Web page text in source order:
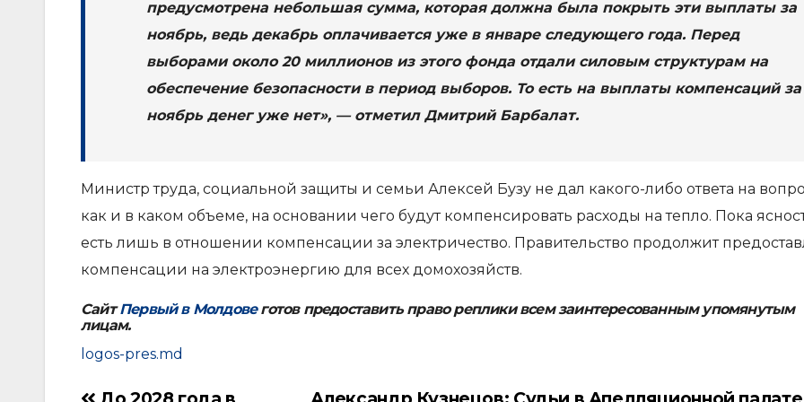
предусмотрена небольшая сумма, которая должна была покрыть эти выплаты за
ноябрь, ведь декабрь оплачивается уже в январе следующего года. Перед
выборами около 20 миллионов из этого фонда отдали силовым структурам на
обеспечение безопасности в период выборов. То есть на выплаты компенсаций за
ноябрь денег уже нет», — отметил Дмитрий Барбалат.
Министр труда, социальной защиты и семьи Алексей Бузу не дал какого-либо ответа на
как и в каком объеме, на основании чего будут компенсировать расходы на тепло. Пока
есть лишь в отношении компенсации за электричество. Правительство продолжит
компенсации на электроэнергию для всех домохозяйств.
СайтПервый в Молдовеготов предоставить право реплики всем заинтересованным упомянутым
лицам.
logos-pres.md